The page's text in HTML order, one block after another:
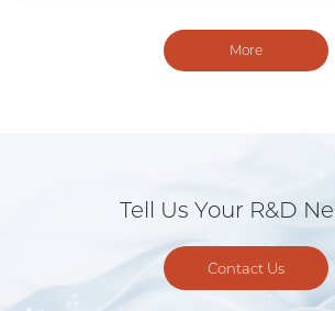
的安全性和有效性？再又如何与政府其他部门协同
More
Tell Us Your R&D
Contact Us